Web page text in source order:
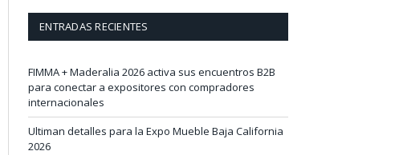
ENTRADAS RECIENTES
FIMMA + Maderalia 2026 activa sus encuentros B2B
para conectar a expositores con compradores
internacionales
Ultiman detalles para la Expo Mueble Baja California
2026